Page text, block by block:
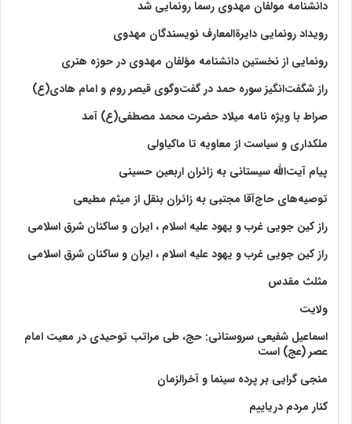
دانشنامه مولفان مهدوی رسما رونمایی شد
رویداد رونمایی دایرةالمعارف نویسندگان مهدوی
رونمایی از نخستین دانشنامه مؤلفان مهدوی در حوزه هنری
راز شگفت‌انگیز سوره حمد در گفت‌وگوی قیصر روم و امام هادی(ع)
صراط با ویژه نامه میلاد حضرت محمد مصطفی(ع) آمد
ملکداری و سیاست از معاویه تا ماکیاولی
پیام آیت‌الله سیستانی به زائران اربعین حسینی
توصیه‌های حاج‌آقا مجتبی به زائران بنقل از میثم مطیعی
راز کین جویی غرب و یهود علیه اسلام ، ایران و ساکنان شرق اسلامی
راز کین جویی غرب و یهود علیه اسلام ، ایران و ساکنان شرق اسلامی
مثلث مقدس
ولايت‏
اسماعیل شفیعی سروستانی: حج، طی مراتب توحیدی در معیت امام
عصر (عج) است
منجی گرایی بر پرده سینما و آخرالزمان
کنار مردم دریاییم